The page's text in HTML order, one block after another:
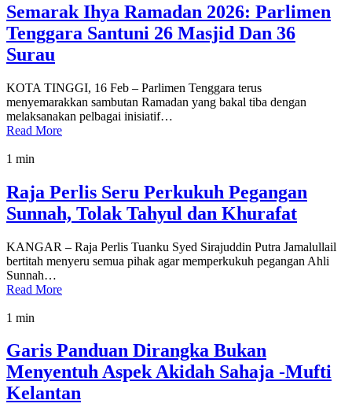
Semarak Ihya Ramadan 2026: Parlimen
Tenggara Santuni 26 Masjid Dan 36
Surau
KOTA TINGGI, 16 Feb – Parlimen Tenggara terus
menyemarakkan sambutan Ramadan yang bakal tiba dengan
melaksanakan pelbagai inisiatif…
Read More
1 min
Raja Perlis Seru Perkukuh Pegangan
Sunnah, Tolak Tahyul dan Khurafat
KANGAR – Raja Perlis Tuanku Syed Sirajuddin Putra Jamalullail
bertitah menyeru semua pihak agar memperkukuh pegangan Ahli
Sunnah…
Read More
1 min
Garis Panduan Dirangka Bukan
Menyentuh Aspek Akidah Sahaja -Mufti
Kelantan